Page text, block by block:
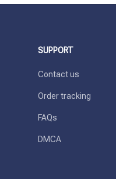
SUPPORT
Contact us
Order tracking
FAQs
DMCA